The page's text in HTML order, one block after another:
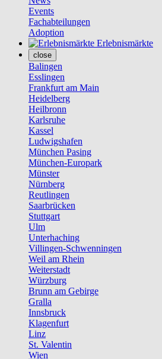
Events
Fachabteilungen
Adoption
Erlebnismärkte
close
Balingen
Esslingen
Frankfurt am Main
Heidelberg
Heilbronn
Karlsruhe
Kassel
Ludwigshafen
München Pasing
München-Europark
Münster
Nürnberg
Reutlingen
Saarbrücken
Stuttgart
Ulm
Unterhaching
Villingen-Schwenningen
Weil am Rhein
Weiterstadt
Würzburg
Brunn am Gebirge
Gralla
Innsbruck
Klagenfurt
Linz
St. Valentin
Wien